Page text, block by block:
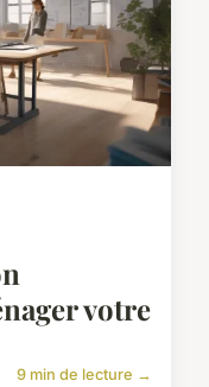
votre
9 min de lecture →